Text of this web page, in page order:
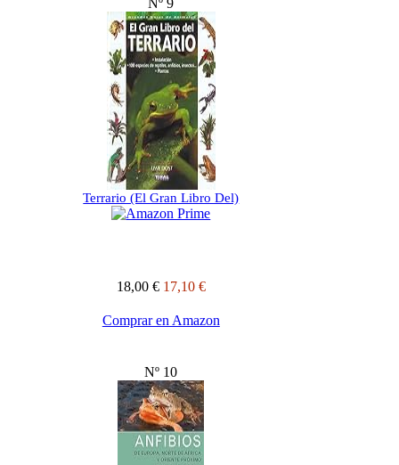
Nº 9
Terrario (El Gran Libro Del)
18,00 € 17,10 €
Comprar en Amazon
Nº 10